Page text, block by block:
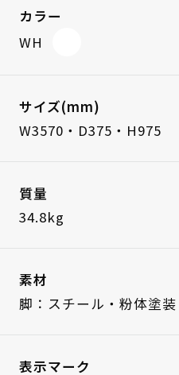
カラー
WH
サイズ(mm)
W3570・D375・H975
質量
34.8kg
素材
脚：スチール・粉体塗装
表示マーク